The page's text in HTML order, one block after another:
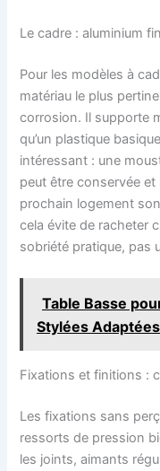
Le cadre : aluminium
Pour les modèles à
matériau le plus
corrosion. Il supporte
qu’un plastique
intéressant : une
peut être conservée
prochain logement
cela évite de racheter
sobriété pratique, pas
Table Basse
Stylées
Fixations et finitions :
Les fixations sans
ressorts de pression
les joints, aimants